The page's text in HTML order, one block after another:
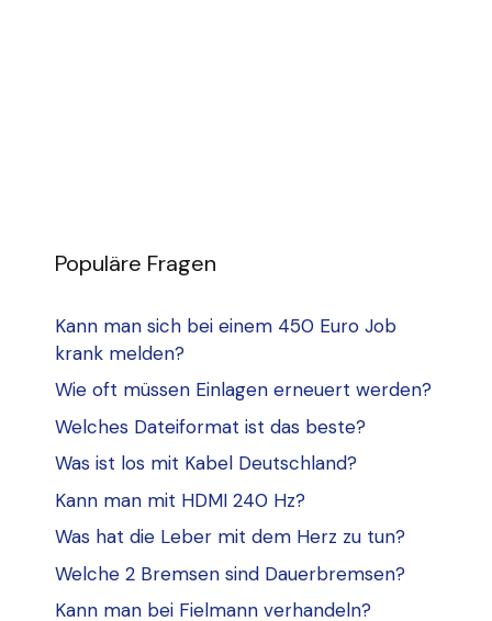
Populäre Fragen
Kann man sich bei einem 450 Euro Job
krank melden?
Wie oft müssen Einlagen erneuert werden?
Welches Dateiformat ist das beste?
Was ist los mit Kabel Deutschland?
Kann man mit HDMI 240 Hz?
Was hat die Leber mit dem Herz zu tun?
Welche 2 Bremsen sind Dauerbremsen?
Kann man bei Fielmann verhandeln?